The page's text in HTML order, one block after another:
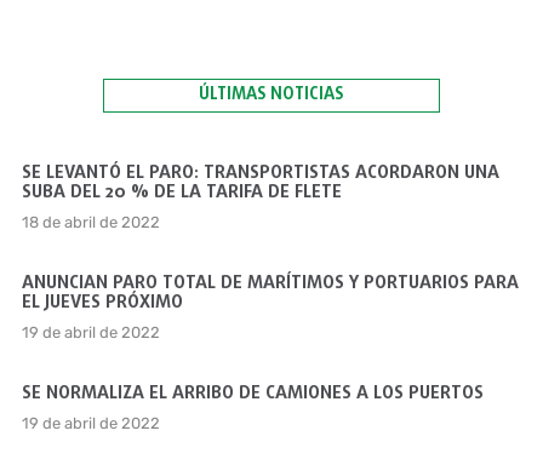
ÚLTIMAS NOTICIAS
SE LEVANTÓ EL PARO: TRANSPORTISTAS ACORDARON UNA
SUBA DEL 20 % DE LA TARIFA DE FLETE
18 de abril de 2022
ANUNCIAN PARO TOTAL DE MARÍTIMOS Y PORTUARIOS PARA
EL JUEVES PRÓXIMO
19 de abril de 2022
SE NORMALIZA EL ARRIBO DE CAMIONES A LOS PUERTOS
19 de abril de 2022